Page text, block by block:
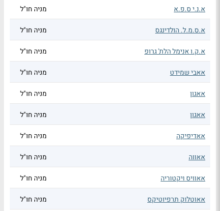
א.נ.י ס.פ.א מניה חו"ל
א.ס.מ.ל. הולדינגס מניה חו"ל
א.ק.ו אנימל הלת' גרופ מניה חו"ל
אאבי שמידט מניה חו"ל
אאגון מניה חו"ל
אאגון מניה חו"ל
אאדיפיקה מניה חו"ל
אאווה מניה חו"ל
אאוויס ויקטוריה מניה חו"ל
אאוטלוק תרפיוטיקס מניה חו"ל